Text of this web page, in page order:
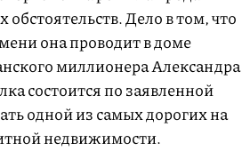
Дело в том, что
она проводит в доме
миллионера Александра
состоится по заявленной
одной из самых дорогих на
недвижимости.